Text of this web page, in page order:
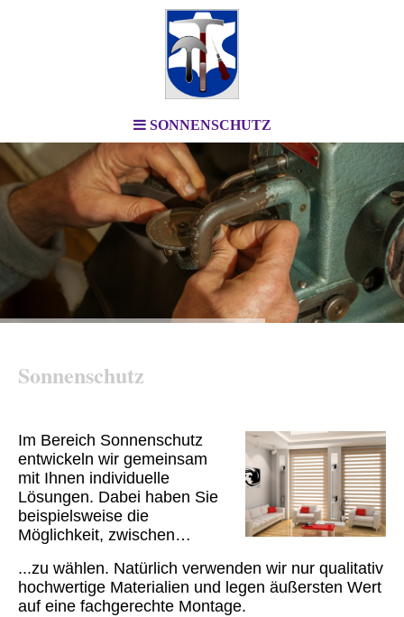
SONNENSCHUTZ
Sonnenschutz
Im Bereich Sonnenschutz
entwickeln wir gemeinsam
mit Ihnen individuelle
Lösungen. Dabei haben Sie
beispielsweise die
Möglichkeit, zwischen…
...zu wählen. Natürlich verwenden wir nur qualitativ
hochwertige Materialien und legen äußersten Wert
auf eine fachgerechte Montage.